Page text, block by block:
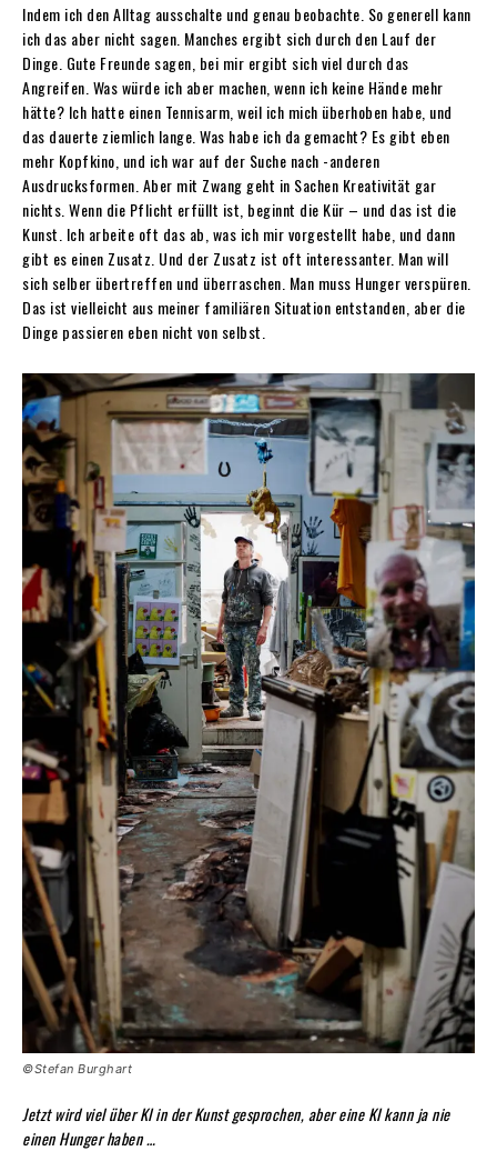
Indem ich den Alltag ausschalte und genau beobachte. So generell kann
ich das aber nicht sagen. Manches ergibt sich durch den Lauf der
Dinge. Gute Freunde sagen, bei mir ergibt sich viel durch das
Angreifen. Was würde ich aber machen, wenn ich keine Hände mehr
hätte? Ich hatte einen Tennisarm, weil ich mich überhoben habe, und
das dauerte ziemlich lange. Was habe ich da gemacht? Es gibt eben
mehr Kopfkino, und ich war auf der Suche nach -anderen
Ausdrucksformen. Aber mit Zwang geht in Sachen Kreativität gar
nichts. Wenn die Pflicht erfüllt ist, beginnt die Kür – und das ist die
Kunst. Ich arbeite oft das ab, was ich mir vorgestellt habe, und dann
gibt es einen Zusatz. Und der Zusatz ist oft interessanter. Man will
sich selber übertreffen und überraschen. Man muss Hunger verspüren.
Das ist vielleicht aus meiner familiären Situation entstanden, aber die
Dinge passieren eben nicht von selbst.
©Stefan Burghart
Jetzt wird viel über KI in der Kunst gesprochen, aber eine KI kann ja nie
einen Hunger haben …